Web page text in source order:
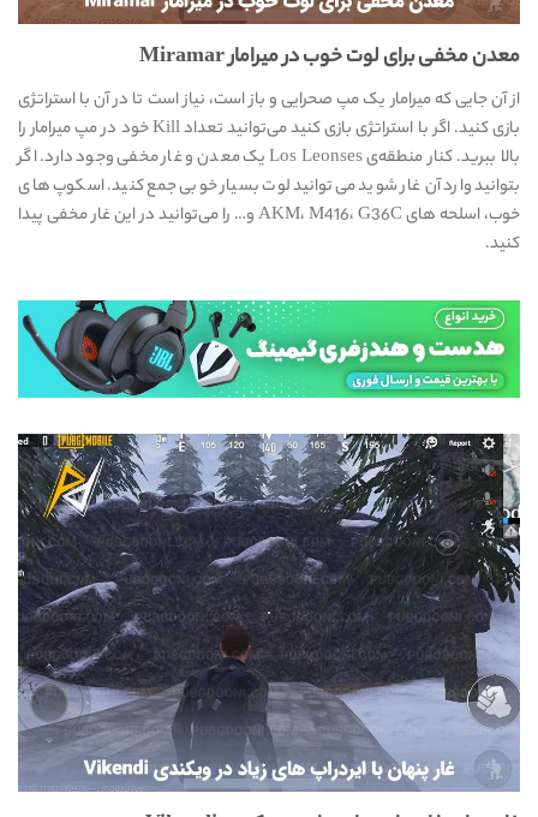
معدن مخفی برای لوت خوب در میرامار Miramar
از آن جایی که میرامار یک مپ صحرایی و باز است، نیاز است تا در آن با استراتژی
بازی کنید. اگر با استراتژی بازی کنید می‌توانید تعداد Kill خود در مپ میرامار را
بالا ببرید. کنار منطقه‌ی Los Leonses یک معدن و غار مخفی وجود دارد. اگر
بتوانید وارد آن غار شوید می‌توانید لوت بسیار خوبی جمع کنید. اسکوپ های
خوب، اسلحه های AKM، M416، G36C و… را می‌توانید در این غار مخفی پیدا
کنید.